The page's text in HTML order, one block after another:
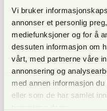
Vi bruker
annonser et personlig
mediefunksjoner og for å
dessuten informasjon om
vårt, med partnerne våre
annonsering og
med annen informasjon
eller som de har samlet
produserer
mer
sagtømmer og
massevirke
enn vi har
kapasitet til å
foredle
innenlands.